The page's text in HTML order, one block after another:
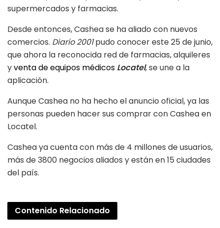
supermercados y farmacias.
Desde entonces, Cashea se ha aliado con nuevos
comercios. Diario 2001pudo conocer este 25 de junio,
que ahora la reconocida red de farmacias, alquileres
yventa de equipos médicos Locatel, se une a la
aplicación.
Aunque Cashea no ha hecho el anuncio oficial, ya las
personas pueden hacer sus comprar con Cashea en
Locatel.
Cashea ya cuenta con más de 4 millones de usuarios,
más de 3800 negocios aliados y están en 15 ciudades
del país.
Contenido Relacionado